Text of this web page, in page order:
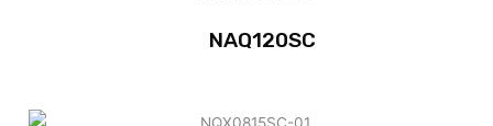
NAQ120SC